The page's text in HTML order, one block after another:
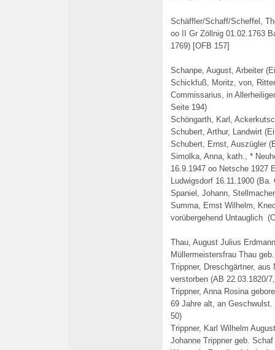
Schäffler/Schaff/Scheffel,
oo II Gr Zöllnig 01.02.1763
1769) [OFB 157]
Schanpe, August, Arbeiter
Schickfuß, Moritz, von,
Commissarius, in
Seite 194)
Schöngarth, Karl,
Schubert, Arthur, Landwirt
Schubert, Ernst, Auszügler
Simolka, Anna, kath., *
16.9.1947 oo Netsche 1927
Ludwigsdorf 16.11.1900 (Ba.
Spaniel, Johann,
Summa, Ernst Wilhelm,
vorübergehend Untauglich
Thau, August Julius
Müllermeistersfrau Thau
Trippner, Dreschgärtner,
verstorben (AB 22.03.1820/
Trippner, Anna Rosina
69 Jahre alt, an
50)
Trippner, Karl Wilhelm
Johanne Trippner geb.